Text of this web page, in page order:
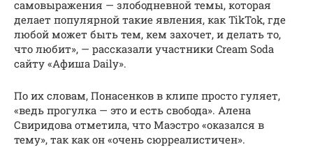
самовыражения — злободневной темы, которая
делает популярной такие явления, как TikTok, где
любой может быть тем, кем захочет, и делать то,
что любит», — рассказали участники Cream Soda
сайту «Афиша Daily».
По их словам, Понасенков в клипе просто гуляет,
«ведь прогулка — это и есть свобода». Алена
Свиридова отметила, что Маэстро «оказался в
тему», так как он «очень сюрреалистичен».